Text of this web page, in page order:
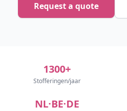
Request a quote
1300+
Stofferingen/jaar
NL·BE·DE